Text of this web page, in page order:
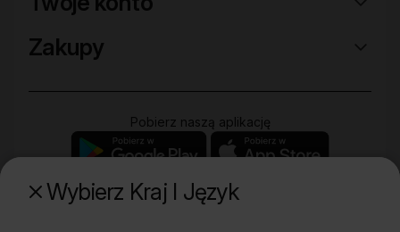
Wybierz Kraj I Język
Zakupy
Pobierz naszą aplikację
Poznaj naszą drugą markę